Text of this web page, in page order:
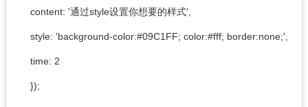
content: '通过style设置你想要的样式',
style: 'background-color:#09C1FF; color:#fff; border:none;',
time: 2
});